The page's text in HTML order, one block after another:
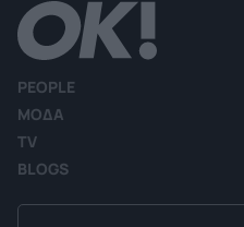
PEOPLE
ΜΟΔΑ
TV
BLOGS